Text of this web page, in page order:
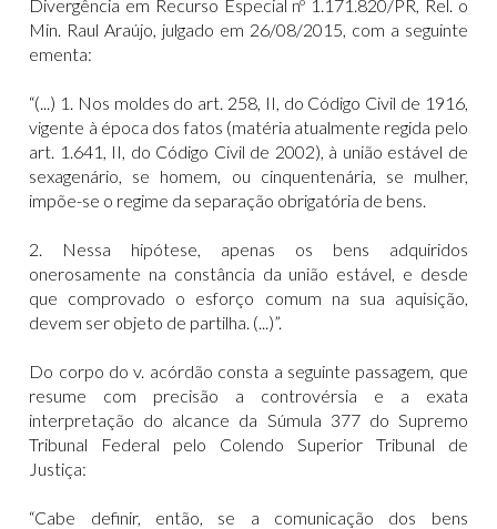
Divergência em Recurso Especial nº 1.171.820/PR, Rel. o
Min. Raul Araújo, julgado em 26/08/2015, com a seguinte
ementa:
“(...) 1. Nos moldes do art. 258, II, do Código Civil de 1916,
vigente à época dos fatos (matéria atualmente regida pelo
art. 1.641, II, do Código Civil de 2002), à união estável de
sexagenário, se homem, ou cinquentenária, se mulher,
impõe-se o regime da separação obrigatória de bens.
2. Nessa hipótese, apenas os bens adquiridos
onerosamente na constância da união estável, e desde
que comprovado o esforço comum na sua aquisição,
devem ser objeto de partilha. (...)”.
Do corpo do v. acórdão consta a seguinte passagem, que
resume com precisão a controvérsia e a exata
interpretação do alcance da Súmula 377 do Supremo
Tribunal Federal pelo Colendo Superior Tribunal de
Justiça:
“Cabe definir, então, se a comunicação dos bens